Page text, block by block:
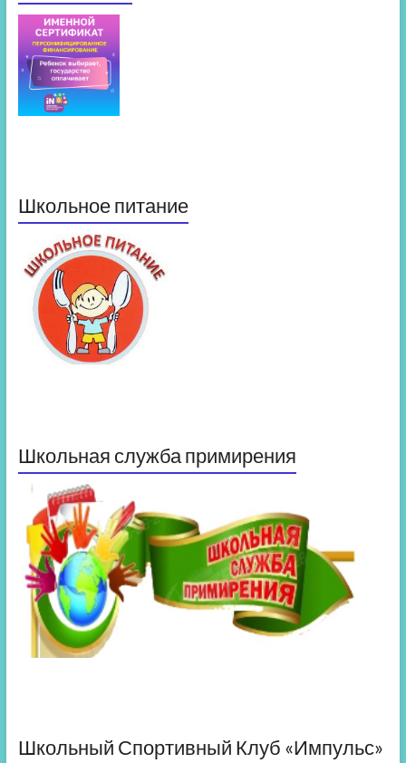
Школьное питание
Школьная служба примирения
Школьный Спортивный Клуб «Импульс»